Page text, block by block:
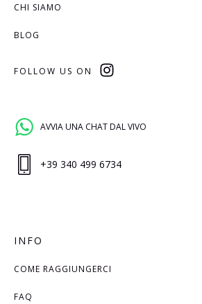
CHI SIAMO
BLOG
FOLLOW US ON
AVVIA UNA CHAT DAL VIVO
+39 340 499 6734
INFO
COME RAGGIUNGERCI
FAQ